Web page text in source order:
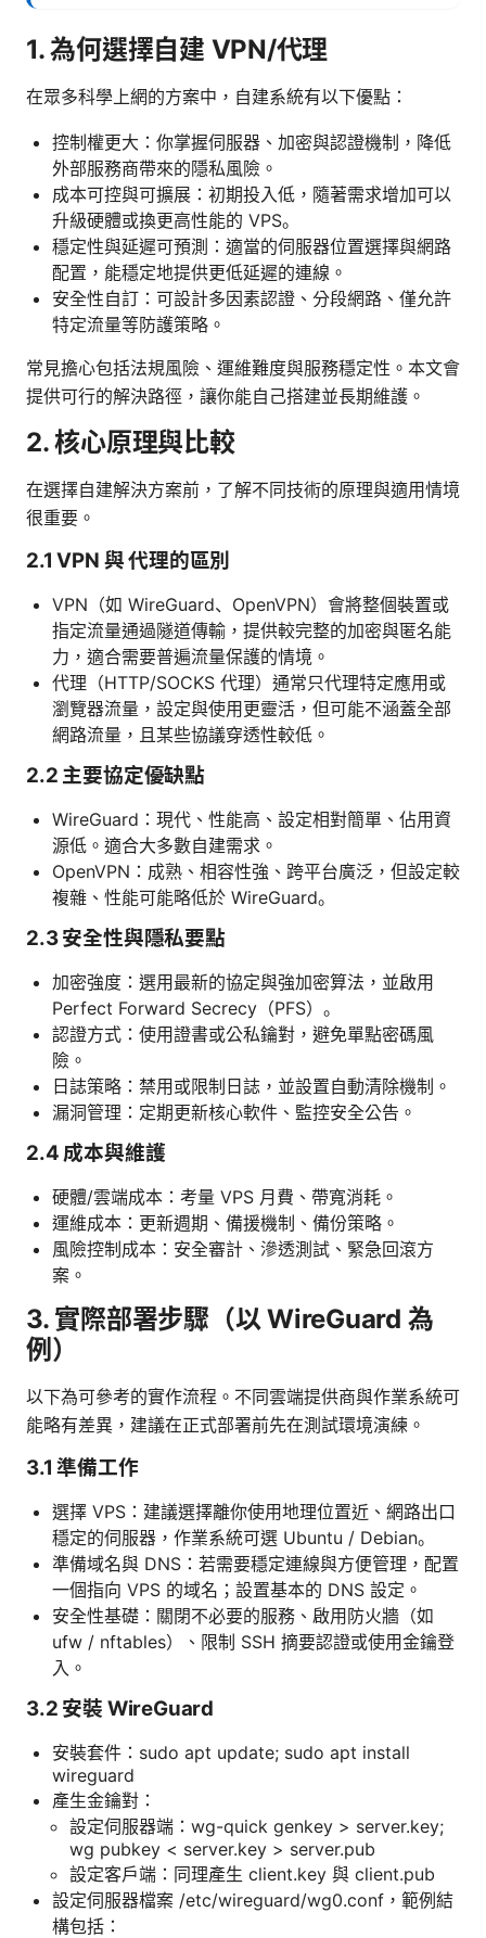
1. 為何選擇自建 VPN/代理
在眾多科學上網的方案中，自建系統有以下優點：
控制權更大：你掌握伺服器、加密與認證機制，降低
外部服務商帶來的隱私風險。
成本可控與可擴展：初期投入低，隨著需求增加可以
升級硬體或換更高性能的 VPS。
穩定性與延遲可預測：適當的伺服器位置選擇與網路
配置，能穩定地提供更低延遲的連線。
安全性自訂：可設計多因素認證、分段網路、僅允許
特定流量等防護策略。
常見擔心包括法規風險、運維難度與服務穩定性。本文會
提供可行的解決路徑，讓你能自己搭建並長期維護。
2. 核心原理與比較
在選擇自建解決方案前，了解不同技術的原理與適用情境
很重要。
2.1 VPN 與 代理的區別
VPN（如 WireGuard、OpenVPN）會將整個裝置或
指定流量通過隧道傳輸，提供較完整的加密與匿名能
力，適合需要普遍流量保護的情境。
代理（HTTP/SOCKS 代理）通常只代理特定應用或
瀏覽器流量，設定與使用更靈活，但可能不涵蓋全部
網路流量，且某些協議穿透性較低。
2.2 主要協定優缺點
WireGuard：現代、性能高、設定相對簡單、佔用資
源低。適合大多數自建需求。
OpenVPN：成熟、相容性強、跨平台廣泛，但設定較
複雜、性能可能略低於 WireGuard。
2.3 安全性與隱私要點
加密強度：選用最新的協定與強加密算法，並啟用
Perfect Forward Secrecy（PFS）。
認證方式：使用證書或公私鑰對，避免單點密碼風
險。
日誌策略：禁用或限制日誌，並設置自動清除機制。
漏洞管理：定期更新核心軟件、監控安全公告。
2.4 成本與維護
硬體/雲端成本：考量 VPS 月費、帶寬消耗。
運維成本：更新週期、備援機制、備份策略。
風險控制成本：安全審計、滲透測試、緊急回滾方
案。
3. 實際部署步驟（以 WireGuard 為
例）
以下為可參考的實作流程。不同雲端提供商與作業系統可
能略有差異，建議在正式部署前先在測試環境演練。
3.1 準備工作
選擇 VPS：建議選擇離你使用地理位置近、網路出口
穩定的伺服器，作業系統可選 Ubuntu / Debian。
準備域名與 DNS：若需要穩定連線與方便管理，配置
一個指向 VPS 的域名；設置基本的 DNS 設定。
安全性基礎：關閉不必要的服務、啟用防火牆（如
ufw / nftables）、限制 SSH 摘要認證或使用金鑰登
入。
3.2 安裝 WireGuard
安裝套件：sudo apt update; sudo apt install
wireguard
產生金鑰對：
設定伺服器端：wg-quick genkey > server.key;
wg pubkey < server.key > server.pub
設定客戶端：同理產生 client.key 與 client.pub
設定伺服器檔案 /etc/wireguard/wg0.conf，範例結
構包括：